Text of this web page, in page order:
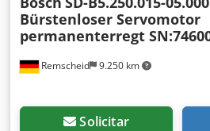
Remscheid 9.250 km
Bürstenloser Servomotor
permanenterregt
Solicitar